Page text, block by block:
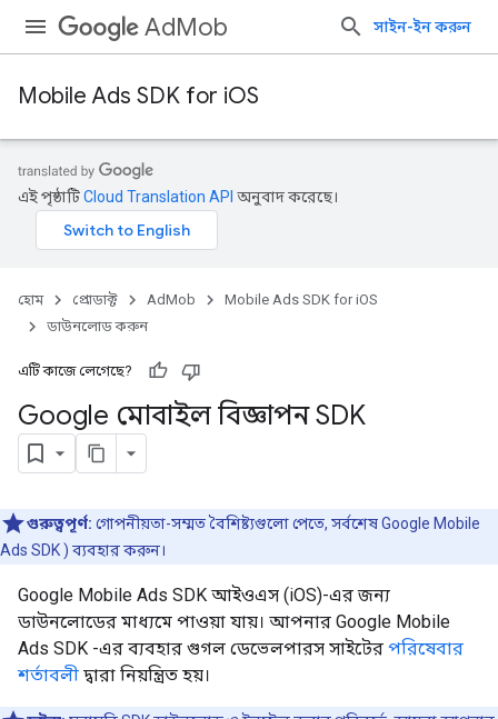
AdMob সাইন-ইন করুন
Mobile Ads SDK for iOS
এই পৃষ্ঠাটিCloud Translation API অনুবাদ করেছে।
হোম প্রোডাক্ট AdMob
Mobile Ads SDK for iOS
ডাউনলোড করুন
এটি কাজে লেগেছে?
Google মোবাইল বিজ্ঞাপন SDK
গুরুত্বপূর্ণ: গোপনীয়তা-সম্মত বৈশিষ্ট্যগুলো পেতে, সর্বশেষGoogle Mobile
Ads SDK ) ব্যবহার করুন।
Google Mobile Ads SDK আইওএস (iOS)-এর জন্য
ডাউনলোডের মাধ্যমে পাওয়া যায়। আপনার Google Mobile
Ads SDK -এর ব্যবহার গুগল ডেভেলপারস সাইটের পরিষেবার
শর্তাবলী দ্বারা নিয়ন্ত্রিত হয়।